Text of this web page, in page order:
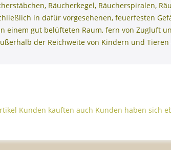
Räucherkegel, Räucherspiralen,
in dafür vorgesehenen, feuerfesten
einem gut belüfteten Raum, fern von Zugluft
der Reichweite von Kindern und
Kunden kauften auch Kunden haben sich